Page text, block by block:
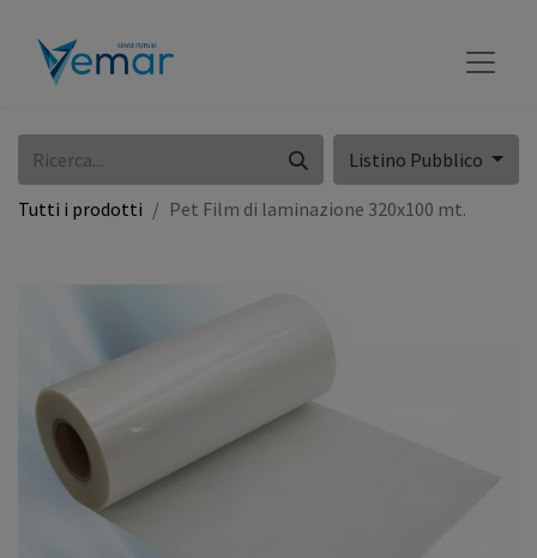
Listino Pubblico
Tutti i prodotti Pet Film di laminazione 320x100 mt.